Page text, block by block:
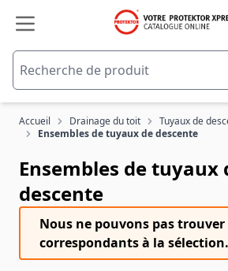
Accueil Drainage du toit
Tuyaux de
Ensembles de tuyaux de descente
Ensembles de tuyaux
descente
Nous ne pouvons pas
correspondants à la sélection.